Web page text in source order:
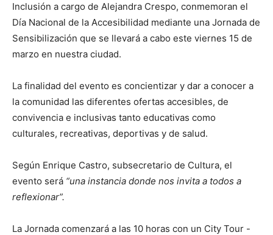
Inclusión a cargo de Alejandra Crespo, conmemoran el
Día Nacional de la Accesibilidad mediante una Jornada de
Sensibilización que se llevará a cabo este viernes 15 de
marzo en nuestra ciudad.
La finalidad del evento es concientizar y dar a conocer a
la comunidad las diferentes ofertas accesibles, de
convivencia e inclusivas tanto educativas como
culturales, recreativas, deportivas y de salud.
Según Enrique Castro, subsecretario de Cultura, el
evento será “una instancia donde nos invita a todos a
reflexionar”.
La Jornada comenzará a las 10 horas con un City Tour -